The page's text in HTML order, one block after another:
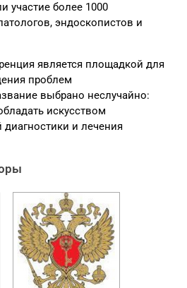
участие более 1000
эндоскопистов и
является площадкой для
проблем
выбрано неслучайно:
искусством
и лечения